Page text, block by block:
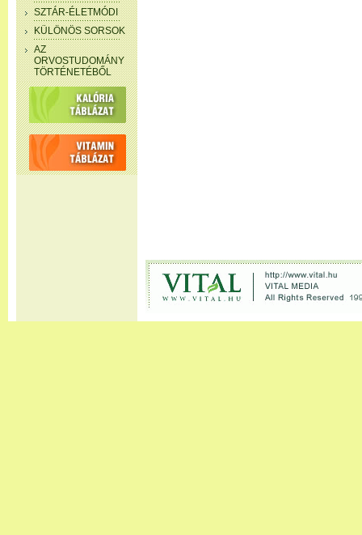
SZTÁR-ÉLETMÓDI
KÜLÖNÖS SORSOK
AZ
ORVOSTUDOMÁNY
TÖRTÉNETÉBŐL